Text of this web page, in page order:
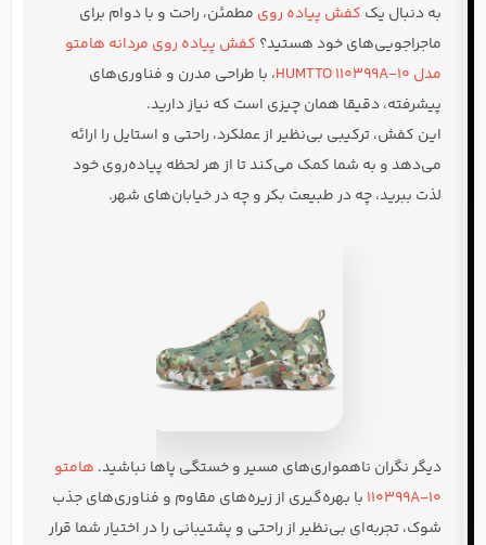
به دنبال یک کفش پیاده روی مطمئن، راحت و با دوام برای
ماجراجویی‌های خود هستید؟ کفش پیاده روی مردانه هامتو
مدل HUMTTO 110399A-10
، با طراحی مدرن و فناوری‌های
پیشرفته، دقیقا همان چیزی است که نیاز دارید.
این کفش، ترکیبی بی‌نظیر از عملکرد، راحتی و استایل را ارائه
می‌دهد و به شما کمک می‌کند تا از هر لحظه پیاده‌روی خود
لذت ببرید، چه در طبیعت بکر و چه در خیابان‌های شهر.
دیگر نگران ناهمواری‌های مسیر و خستگی پاها نباشید. هامتو
110399A-10 با بهره‌گیری از زیره‌های مقاوم و فناوری‌های جذب
شوک، تجربه‌ای بی‌نظیر از راحتی و پشتیبانی را در اختیار شما قرار